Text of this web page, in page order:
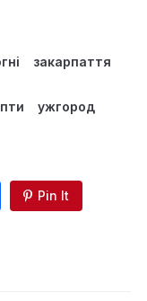
закарпаття
ужгород
Pin It